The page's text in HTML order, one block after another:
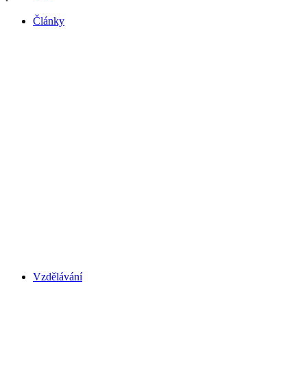
Články
Vzdělávání